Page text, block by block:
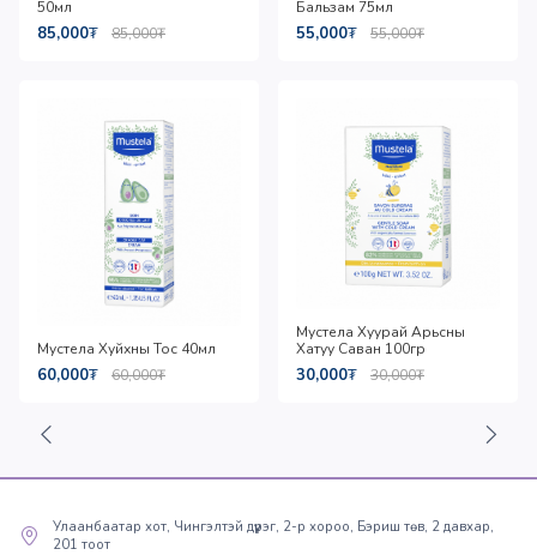
50мл
85,000₮ 85,000₮
Бальзам 75мл
55,000₮ 55,000₮
Мустела Хуйхны Тос 40мл
60,000₮ 60,000₮
Мустела Хуурай Арьсны
Хатуу Саван 100гр
30,000₮ 30,000₮
Улаанбаатар хот, Чингэлтэй дүүрэг, 2-р хороо, Бэриш төв, 2 давхар,
201 тоот